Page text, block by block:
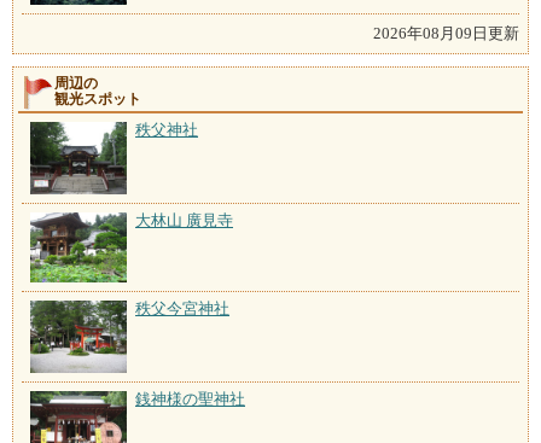
2026年08月09日更新
周辺の
観光スポット
秩父神社
大林山 廣見寺
秩父今宮神社
銭神様の聖神社